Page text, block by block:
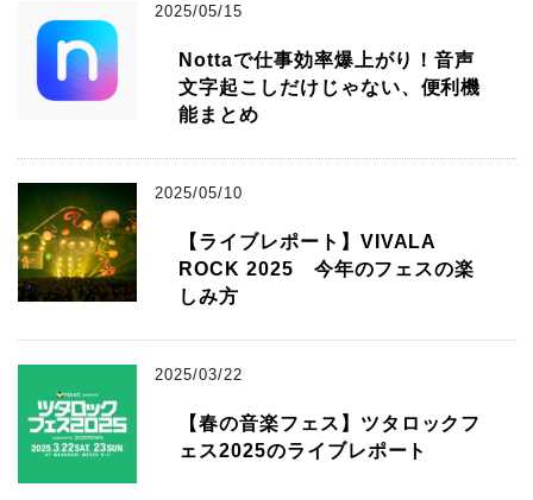
2025/05/15
Nottaで仕事効率爆上がり！音声
文字起こしだけじゃない、便利機
能まとめ
2025/05/10
【ライブレポート】VIVALA
ROCK 2025 今年のフェスの楽
しみ方
2025/03/22
【春の音楽フェス】ツタロックフ
ェス2025のライブレポート